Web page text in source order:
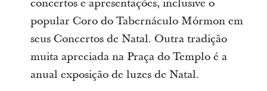
concertos e apresentações, inclusive o
popular Coro do Tabernáculo Mórmon em
seus Concertos de Natal. Outra tradição
muita apreciada na Praça do Templo é a
anual exposição de luzes de Natal.